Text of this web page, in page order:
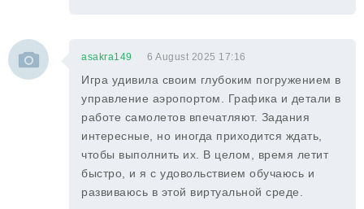
asakra149 6 August 2025 17:16
Игра удивила своим глубоким погружением в
управление аэропортом. Графика и детали в
работе самолетов впечатляют. Задания
интересные, но иногда приходится ждать,
чтобы выполнить их. В целом, время летит
быстро, и я с удовольствием обучаюсь и
развиваюсь в этой виртуальной среде.